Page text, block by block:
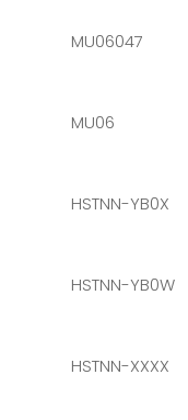
MU06047
MU06
HSTNN-YB0X
HSTNN-YB0W
HSTNN-XXXX